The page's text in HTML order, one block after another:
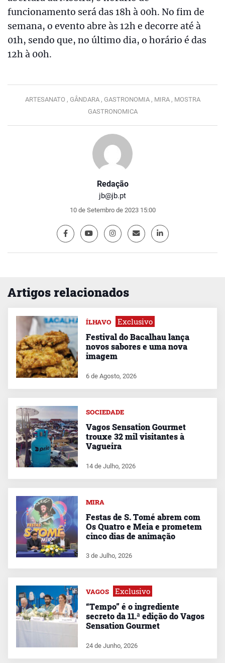
Redação
jb@jb.pt
10 de Setembro de 2023 15:00
funcionamento será das 18h à 00h. No fim de
semana, o evento abre às 12h e decorre até à
01h, sendo que, no último dia, o horário é das
12h à 00h.
ARTESANATO , GÂNDARA , GASTRONOMIA , MIRA , MOSTRA
GASTRONOMICA
Artigos relacionados
ÍLHAVO Exclusivo
Festival do Bacalhau lança
novos sabores e uma nova
imagem
6 de Agosto, 2026
SOCIEDADE
Vagos Sensation Gourmet
trouxe 32 mil visitantes à
Vagueira
14 de Julho, 2026
MIRA
Festas de S. Tomé abrem com
Os Quatro e Meia e prometem
cinco dias de animação
3 de Julho, 2026
VAGOS Exclusivo
“Tempo” é o ingrediente
secreto da 11.ª edição do Vagos
Sensation Gourmet
24 de Junho, 2026